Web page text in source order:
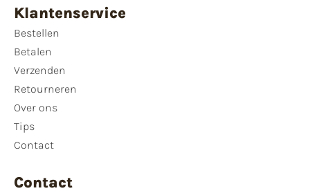
Klantenservice
Bestellen
Betalen
Verzenden
Retourneren
Over ons
Tips
Contact
Contact